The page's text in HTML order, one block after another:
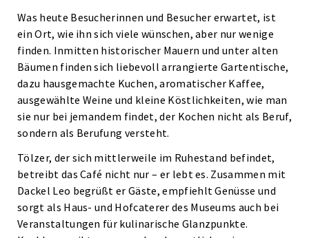
Was heute Besucherinnen und Besucher erwartet, ist
ein Ort, wie ihn sich viele wünschen, aber nur wenige
finden. Inmitten historischer Mauern und unter alten
Bäumen finden sich liebevoll arrangierte Gartentische,
dazu hausgemachte Kuchen, aromatischer Kaffee,
ausgewählte Weine und kleine Köstlichkeiten, wie man
sie nur bei jemandem findet, der Kochen nicht als Beruf,
sondern als Berufung versteht.
Tölzer, der sich mittlerweile im Ruhestand befindet,
betreibt das Café nicht nur – er lebt es. Zusammen mit
Dackel Leo begrüßt er Gäste, empfiehlt Genüsse und
sorgt als Haus- und Hofcaterer des Museums auch bei
Veranstaltungen für kulinarische Glanzpunkte.